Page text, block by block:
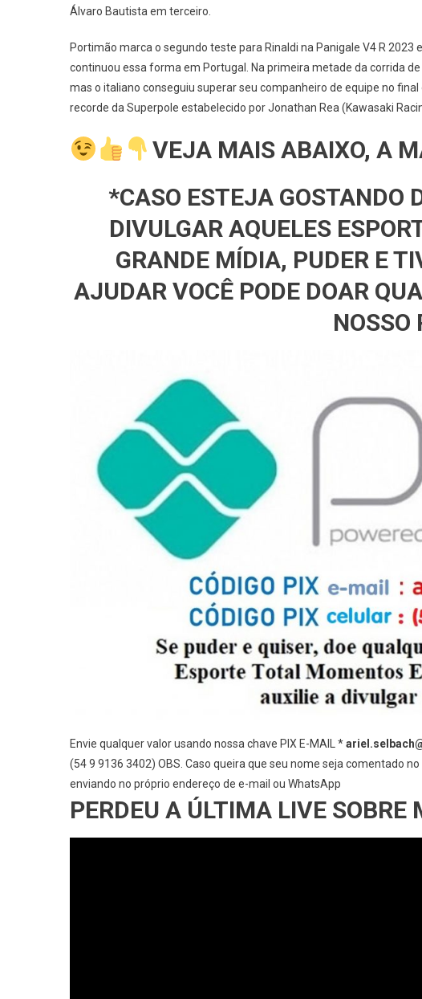
Ser
Mais
Rápido
Que
No
Dia
Em
Álvaro Bautista em terceiro.
Portimão marca o segundo teste para Rinaldi na Panigale V4 R
continuou essa forma em Portugal. Na primeira metade da corrida
mas o italiano conseguiu superar seu companheiro de equipe no
recorde da Superpole estabelecido por Jonathan Rea (Kawasaki
VEJA MAIS ABAIXO, A
*CASO ESTEJA GOSTANDO
DIVULGAR AQUELES
GRANDE MÍDIA, PUDER E
AJUDAR VOCÊ PODE DOAR
NOSSO
Envie qualquer valor usando nossa chave PIX E-MAIL *
(54 9 9136 3402) OBS. Caso queira que seu nome seja comentado
enviando no próprio endereço de e-mail ou WhatsApp
PERDEU A ÚLTIMA LIVE SOBRE